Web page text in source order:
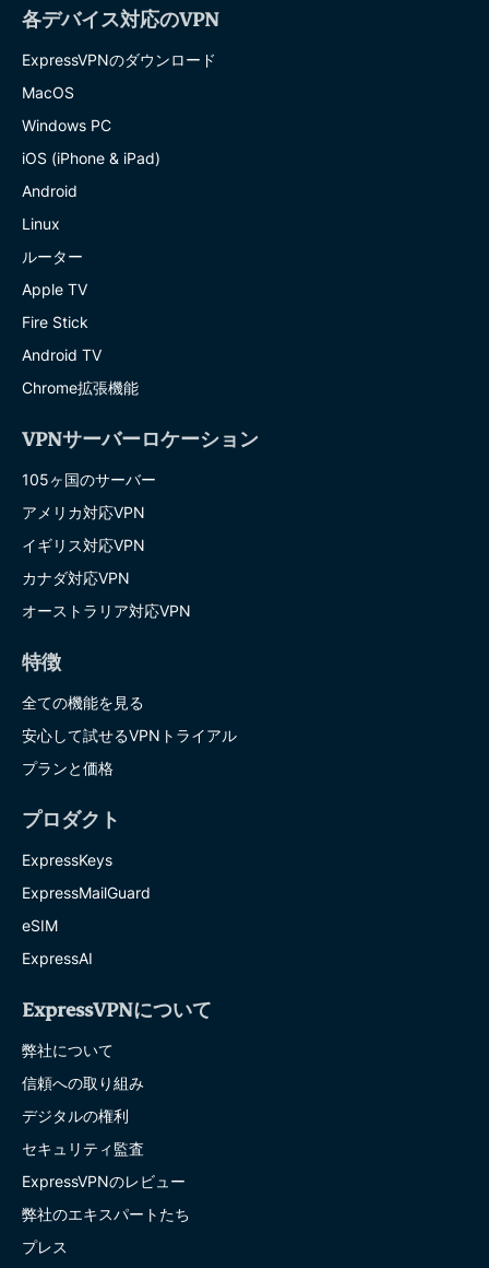
各デバイス対応のVPN
ExpressVPNのダウンロード
MacOS
Windows PC
iOS (iPhone & iPad)
Android
Linux
ルーター
Apple TV
Fire Stick
Android TV
Chrome拡張機能
VPNサーバーロケーション
105ヶ国のサーバー
アメリカ対応VPN
イギリス対応VPN
カナダ対応VPN
オーストラリア対応VPN
特徴
全ての機能を見る
安心して試せるVPNトライアル
プランと価格
プロダクト
ExpressKeys
ExpressMailGuard
eSIM
ExpressAI
ExpressVPNについて
弊社について
信頼への取り組み
デジタルの権利
セキュリティ監査
ExpressVPNのレビュー
弊社のエキスパートたち
プレス